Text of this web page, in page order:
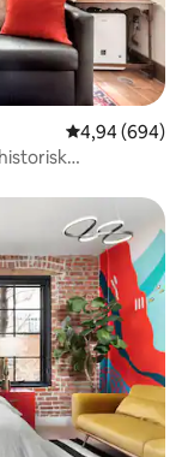
4,94 av 5 i
4,94 (694)